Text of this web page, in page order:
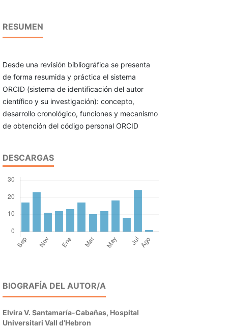
RESUMEN
Desde una revisión bibliográfica se presenta
de forma resumida y práctica el sistema
ORCID (sistema de identificación del autor
científico y su investigación): concepto,
desarrollo cronológico, funciones y mecanismo
de obtención del código personal ORCID
DESCARGAS
BIOGRAFÍA DEL AUTOR/A
Elvira V. Santamaría-Cabañas, Hospital
Universitari Vall d’Hebron